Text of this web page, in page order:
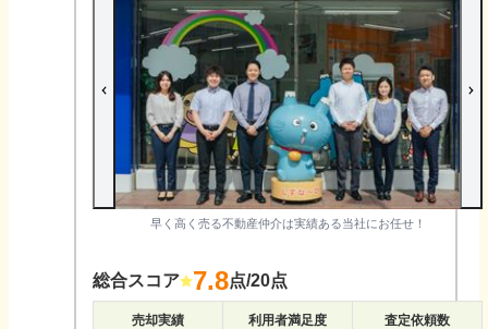
早く高く売る不動産仲介は実績ある当社にお任せ！
総合スコア 7.8点/20点
売却実績 利用者満足度 査定依頼数